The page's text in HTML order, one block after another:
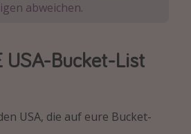
abweichen.
USA-Bucket-List
USA, die auf eure Bucket-